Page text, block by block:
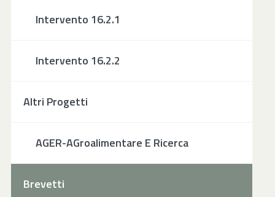
Intervento 16.2.1
Intervento 16.2.2
Altri Progetti
AGER-AGroalimentare E Ricerca
Brevetti